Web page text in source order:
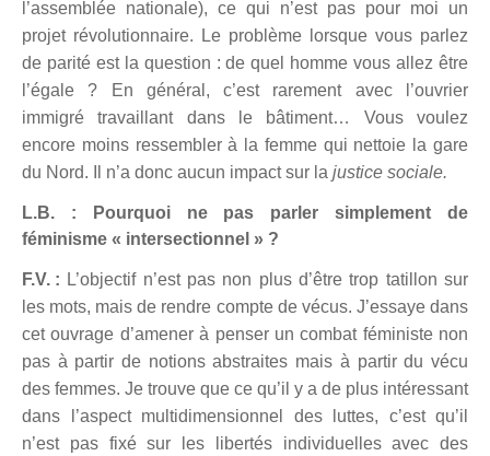
l’assemblée nationale), ce qui n’est pas pour moi un
projet révolutionnaire. Le problème lorsque vous parlez
de parité est la question : de quel homme vous allez être
l’égale ? En général, c’est rarement avec l’ouvrier
immigré travaillant dans le bâtiment… Vous voulez
encore moins ressembler à la femme qui nettoie la gare
du Nord. Il n’a donc aucun impact sur la justice sociale.
L.B. : Pourquoi ne pas parler simplement de
féminisme « intersectionnel » ?
F.V. : L’objectif n’est pas non plus d’être trop tatillon sur
les mots, mais de rendre compte de vécus. J’essaye dans
cet ouvrage d’amener à penser un combat féministe non
pas à partir de notions abstraites mais à partir du vécu
des femmes. Je trouve que ce qu’il y a de plus intéressant
dans l’aspect multidimensionnel des luttes, c’est qu’il
n’est pas fixé sur les libertés individuelles avec des